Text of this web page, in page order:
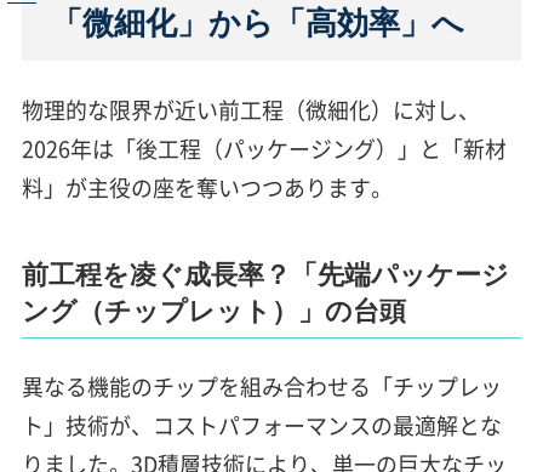
「微細化」から「高効率」へ
物理的な限界が近い前工程（微細化）に対し、
2026年は「後工程（パッケージング）」と「新材
料」が主役の座を奪いつつあります。
前工程を凌ぐ成長率？「先端パッケージ
ング（チップレット）」の台頭
異なる機能のチップを組み合わせる「チップレッ
ト」技術が、コストパフォーマンスの最適解とな
りました。3D積層技術により、単一の巨大なチッ